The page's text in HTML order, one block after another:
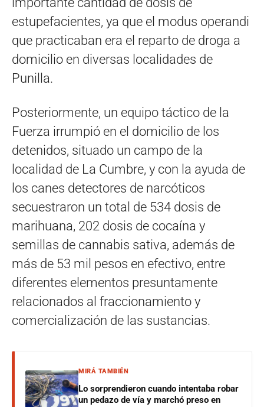
estupefacientes, ya que el modus operandi
que practicaban era el reparto de droga a
domicilio en diversas localidades de
Punilla.
Posteriormente, un equipo táctico de la
Fuerza irrumpió en el domicilio de los
detenidos, situado un campo de la
localidad de La Cumbre, y con la ayuda de
los canes detectores de narcóticos
secuestraron un total de 534 dosis de
marihuana, 202 dosis de cocaína y
semillas de cannabis sativa, además de
más de 53 mil pesos en efectivo, entre
diferentes elementos presuntamente
relacionados al fraccionamiento y
comercialización de las sustancias.
MIRÁ TAMBIÉN
Lo sorprendieron cuando intentaba robar
un pedazo de vía y marchó preso en